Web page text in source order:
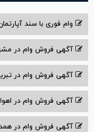
وام فوری با سند
آگهی فروش وام در
آگهی فروش وام در
آگهی فروش وام در
آگهی فروش وام در